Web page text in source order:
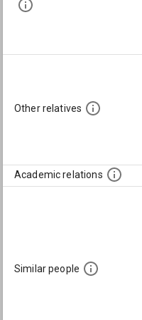
Other relatives
Academic relations
Similar people